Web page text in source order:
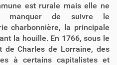
est rurale mais elle ne
manquer de suivre le
charbonnière, la principale
la houille. En 1766, sous le
de Charles de Lorraine, des
à certains capitalistes et